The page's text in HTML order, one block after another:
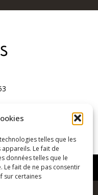
telles que les
Le fait de
données telles que le
Le fait de ne pas consentir
sur certaines
Montpellier & Lyon